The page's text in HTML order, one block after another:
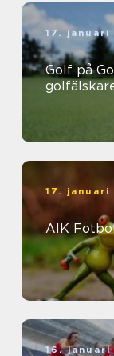
17. januari
Golf på
17. januari
AIK
16. januari